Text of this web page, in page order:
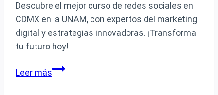
Descubre el mejor curso de redes sociales en
CDMX en la UNAM, con expertos del marketing
digital y estrategias innovadoras. ¡Transforma
tu futuro hoy!
Leer másDónde